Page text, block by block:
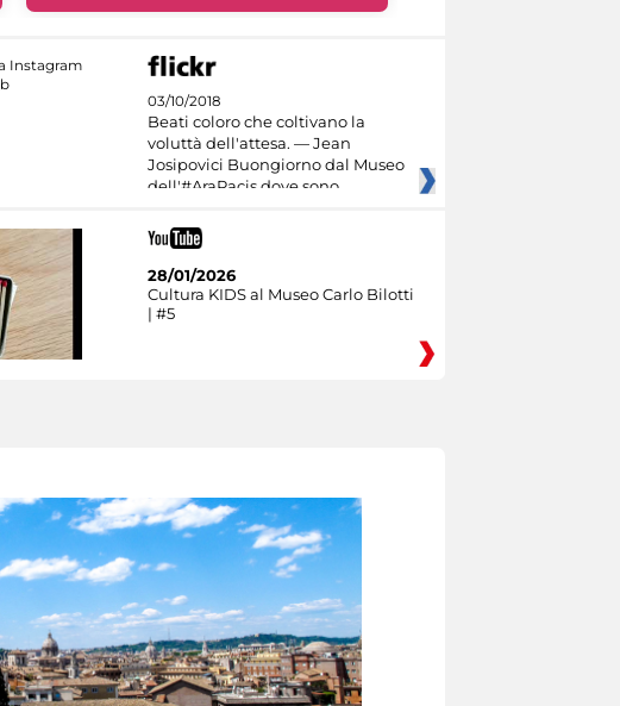
03/10/2018
Beati coloro che coltivano la
voluttà dell'attesa. — Jean
Josipovici Buongiorno dal Museo
dell'#AraPacis dove sono
28/01/2026
Cultura KIDS al Museo Carlo Bilotti
| #5